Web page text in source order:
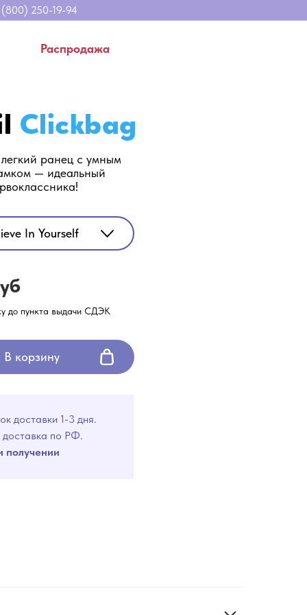
Распродажа
250-19-94
до пункта выдачи СДЭК
ранец с умным
— идеальный
доставки 1-3 дня.
доставка по РФ.
получении
Clickbag
In Yourself
В корзину